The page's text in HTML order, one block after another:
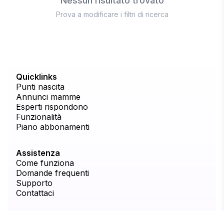
Prova a modificare i filtri di ricerca
Quicklinks
Punti nascita
Annunci mamme
Esperti rispondono
Funzionalità
Piano abbonamenti
Assistenza
Come funziona
Domande frequenti
Supporto
Contattaci